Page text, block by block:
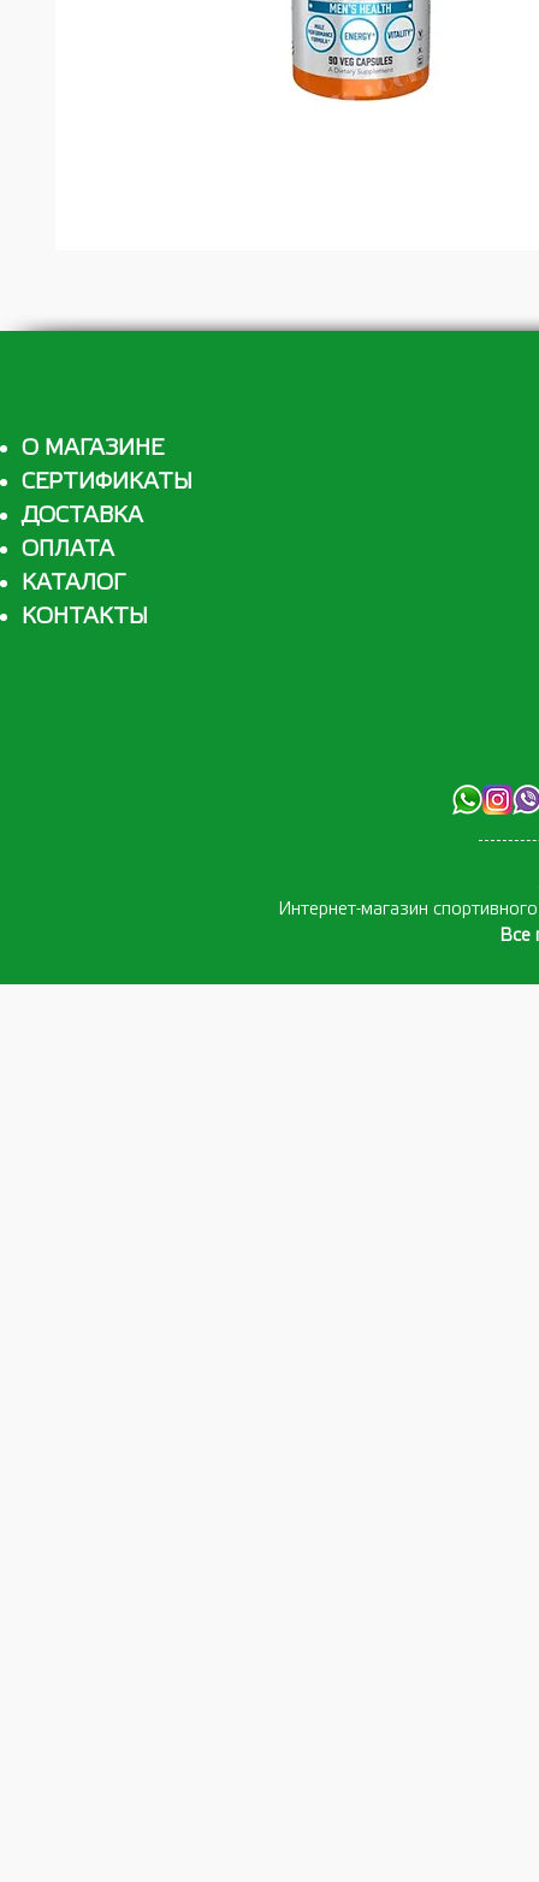
О МАГАЗИНЕ
СЕРТИФИКАТЫ
ДОСТАВКА
ОПЛАТА
КАТАЛОГ
КОНТАКТЫ
Интернет-магазин
Все